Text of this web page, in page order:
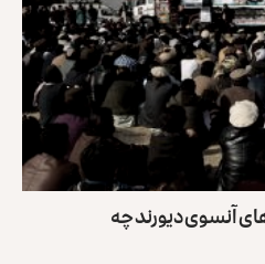
آنسوی دیورند چه